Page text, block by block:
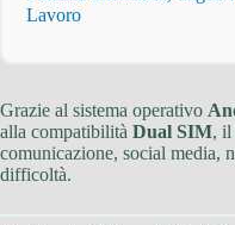
Lavoro
Grazie al sistema operativo
alla compatibilità Dual SIM, il
comunicazione, social media,
difficoltà.